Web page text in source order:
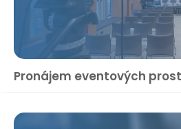
Pronájem eventových